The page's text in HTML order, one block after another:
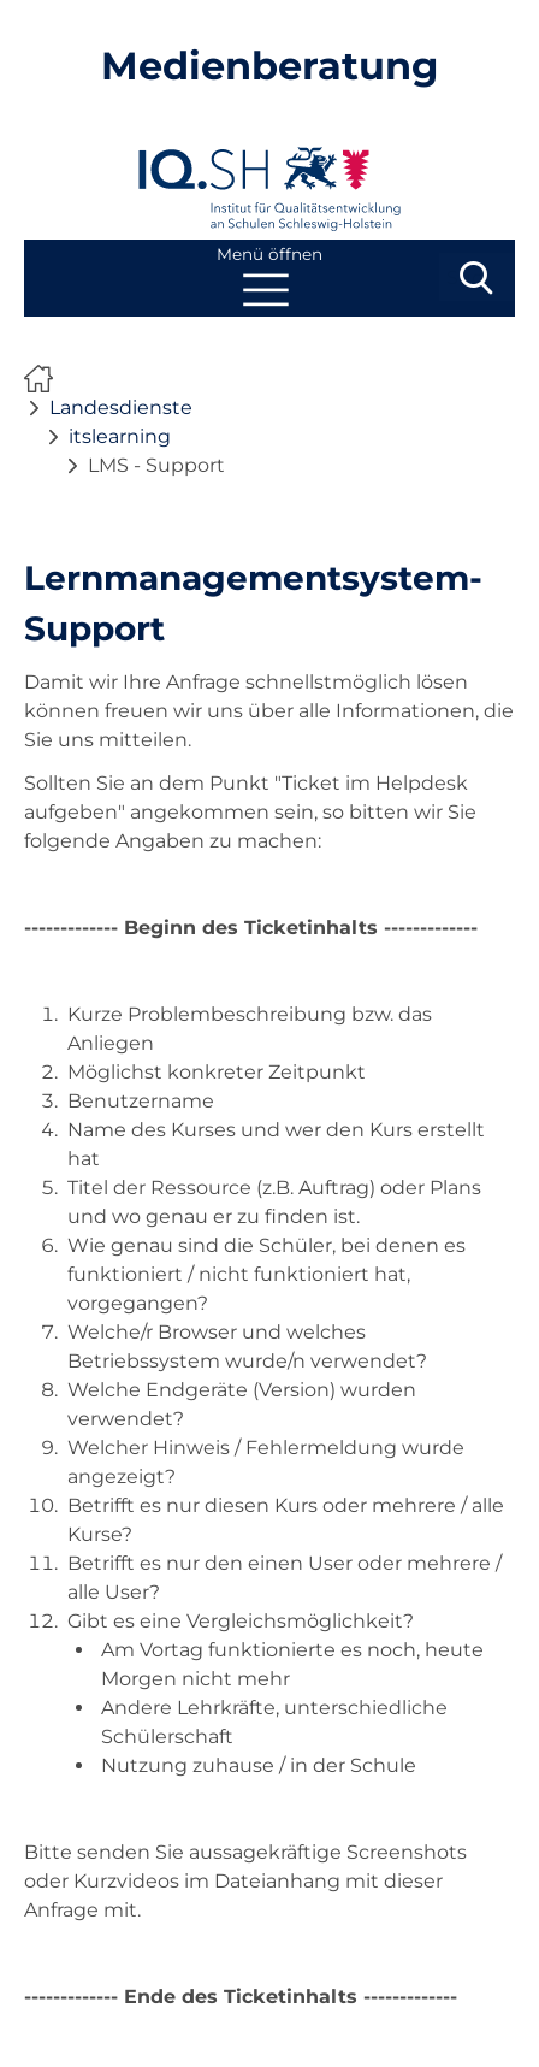
Medienberatung
Menü öffnen
Beratung
Unterricht
Landesdienste
Kontakt
Landesdienste
itslearning
LMS - Support
Lernmanagementsystem-
Support
Damit wir Ihre Anfrage schnellstmöglich lösen
können freuen wir uns über alle Informationen, die
Sie uns mitteilen.
Sollten Sie an dem Punkt "Ticket im Helpdesk
aufgeben" angekommen sein, so bitten wir Sie
folgende Angaben zu machen:
------------- Beginn des Ticketinhalts -------------
Kurze Problembeschreibung bzw. das
Anliegen
Möglichst konkreter Zeitpunkt
Benutzername
Name des Kurses und wer den Kurs erstellt
hat
Titel der Ressource (z.B. Auftrag) oder Plans
und wo genau er zu finden ist.
Wie genau sind die Schüler, bei denen es
funktioniert / nicht funktioniert hat,
vorgegangen?
Welche/r Browser und welches
Betriebssystem wurde/n verwendet?
Welche Endgeräte (Version) wurden
verwendet?
Welcher Hinweis / Fehlermeldung wurde
angezeigt?
Betrifft es nur diesen Kurs oder mehrere / alle
Kurse?
Betrifft es nur den einen User oder mehrere /
alle User?
Gibt es eine Vergleichsmöglichkeit?
Am Vortag funktionierte es noch, heute
Morgen nicht mehr
Andere Lehrkräfte, unterschiedliche
Schülerschaft
Nutzung zuhause / in der Schule
Bitte senden Sie aussagekräftige Screenshots
oder Kurzvideos im Dateianhang mit dieser
Anfrage mit.
------------- Ende des Ticketinhalts -------------